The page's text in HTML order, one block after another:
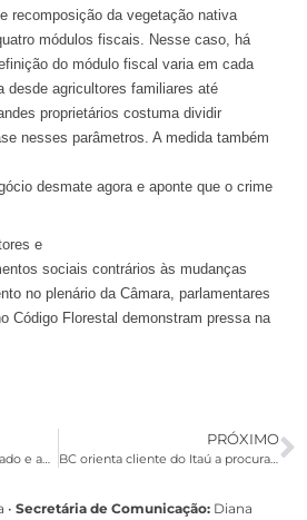
recomposição da vegetação nativa
módulos fiscais. Nesse caso, há
do módulo fiscal varia em cada
desde agricultores familiares até
proprietários costuma dividir
nesses parâmetros. A medida também
desmate agora e aponte que o crime
e
sociais contrários às mudanças
no plenário da Câmara, parlamentares
Código Florestal demonstram pressa na
Bancário do Itaú é sequestrado e ameaçado de morte em Pernambuco
PRÓXIMO
BC orienta cliente do Itaú a procurar agência após falhas no sistema
• Secretária de Comunicação: Diana